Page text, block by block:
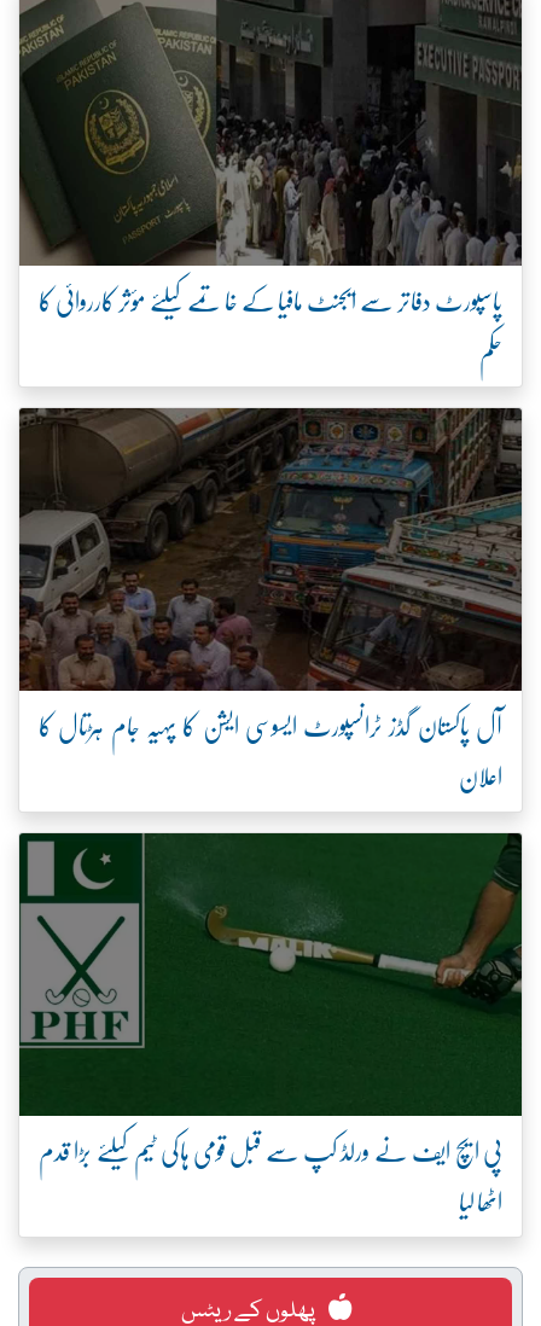
پاسپورٹ دفاتر سے ایجنٹ مافیا کے خاتمے کیلئے مؤثر کارروائی کا
حکم
آل پاکستان گڈز ٹرانسپورٹ ایسوسی ایشن کا پہیہ جام ہڑتال کا
اعلان
پی ایچ ایف نے ورلڈ کپ سے قبل قومی ہاکی ٹیم کیلئے بڑا قدم
اٹھا لیا
پھلوں کے ریٹس